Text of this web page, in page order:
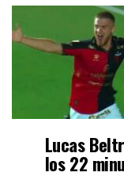
Lucas
los 22